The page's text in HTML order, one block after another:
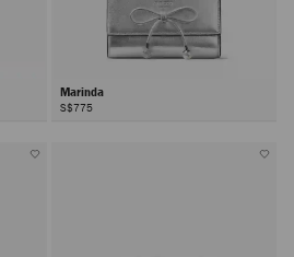
Marinda
S$775